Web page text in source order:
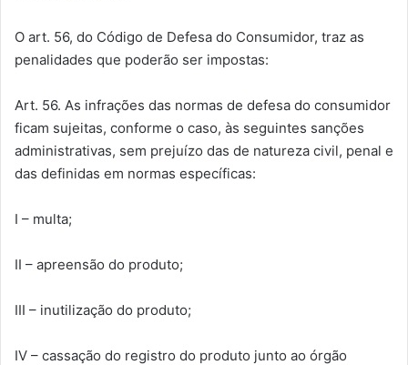
O art. 56, do Código de Defesa do Consumidor, traz as
penalidades que poderão ser impostas:
Art. 56. As infrações das normas de defesa do consumidor
ficam sujeitas, conforme o caso, às seguintes sanções
administrativas, sem prejuízo das de natureza civil, penal e
das definidas em normas específicas:
I – multa;
II – apreensão do produto;
III – inutilização do produto;
IV – cassação do registro do produto junto ao órgão